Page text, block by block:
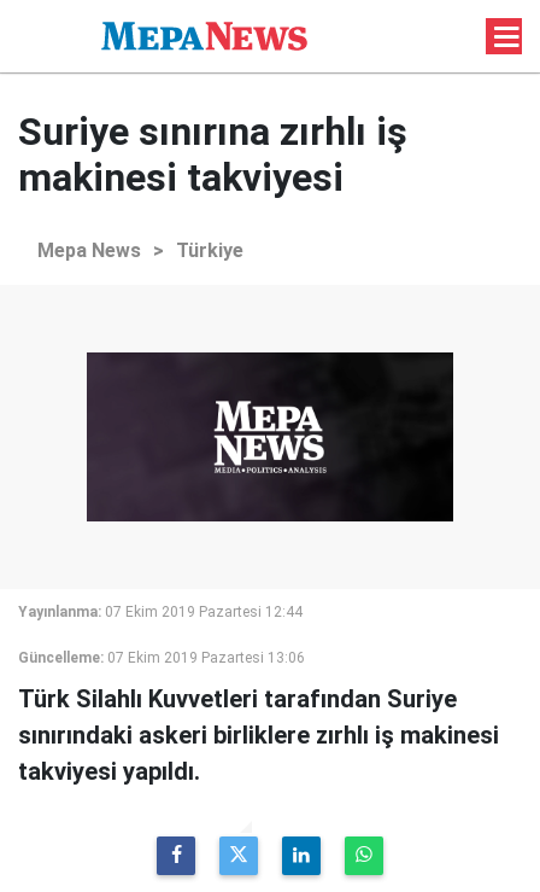
Suriye sınırına zırhlı iş
makinesi takviyesi
Mepa News > Türkiye
Yayınlanma: 07 Ekim 2019 Pazartesi 12:44
Güncelleme: 07 Ekim 2019 Pazartesi 13:06
Türk Silahlı Kuvvetleri tarafından Suriye
sınırındaki askeri birliklere zırhlı iş makinesi
takviyesi yapıldı.